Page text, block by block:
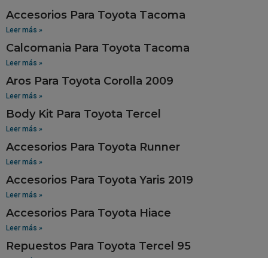
Accesorios Para Toyota Tacoma
Leer más »
Calcomania Para Toyota Tacoma
Leer más »
Aros Para Toyota Corolla 2009
Leer más »
Body Kit Para Toyota Tercel
Leer más »
Accesorios Para Toyota Runner
Leer más »
Accesorios Para Toyota Yaris 2019
Leer más »
Accesorios Para Toyota Hiace
Leer más »
Repuestos Para Toyota Tercel 95